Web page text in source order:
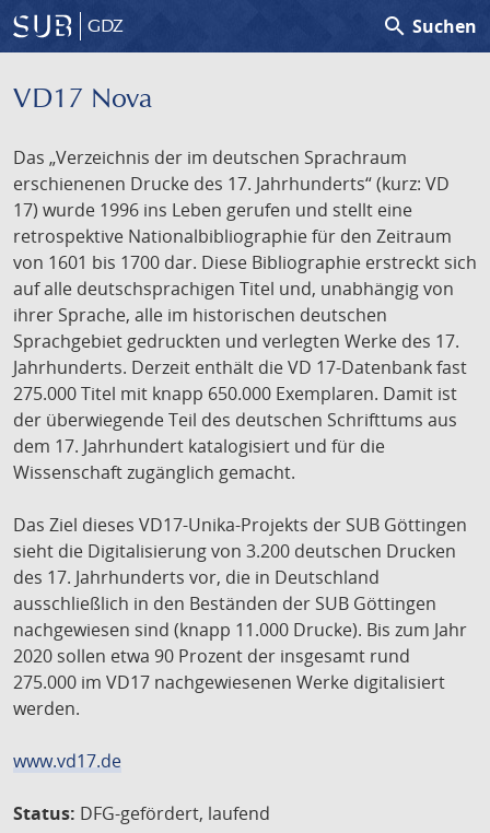
GDZ search Suchen
VD17 Nova
Das „Verzeichnis der im deutschen Sprachraum
erschienenen Drucke des 17. Jahrhunderts“ (kurz: VD
17) wurde 1996 ins Leben gerufen und stellt eine
retrospektive Nationalbibliographie für den Zeitraum
von 1601 bis 1700 dar. Diese Bibliographie erstreckt sich
auf alle deutschsprachigen Titel und, unabhängig von
ihrer Sprache, alle im historischen deutschen
Sprachgebiet gedruckten und verlegten Werke des 17.
Jahrhunderts. Derzeit enthält die VD 17-Datenbank fast
275.000 Titel mit knapp 650.000 Exemplaren. Damit ist
der überwiegende Teil des deutschen Schrifttums aus
dem 17. Jahrhundert katalogisiert und für die
Wissenschaft zugänglich gemacht.
Das Ziel dieses VD17-Unika-Projekts der SUB Göttingen
sieht die Digitalisierung von 3.200 deutschen Drucken
des 17. Jahrhunderts vor, die in Deutschland
ausschließlich in den Beständen der SUB Göttingen
nachgewiesen sind (knapp 11.000 Drucke). Bis zum Jahr
2020 sollen etwa 90 Prozent der insgesamt rund
275.000 im VD17 nachgewiesenen Werke digitalisiert
werden.
www.vd17.de
Status: DFG-gefördert, laufend